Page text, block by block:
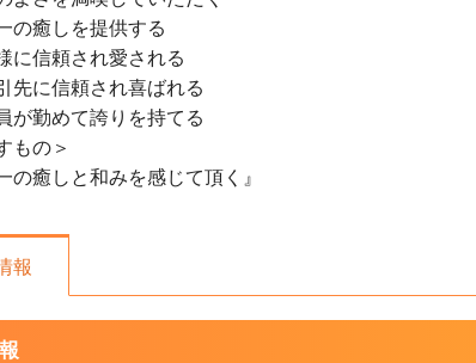
の癒しを提供する
に信頼され愛される
先に信頼され喜ばれる
が勤めて誇りを持てる
もの＞
の癒しと和みを感じて頂く』
報